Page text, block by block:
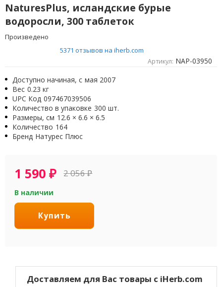
NaturesPlus, исландские бурые
водоросли, 300 таблеток
Произведено
5371 отзывов на iherb.com
Артикул: NAP-03950
Доступно начиная, с мая 2007
Вес 0.23 кг
UPC Код 097467039506
Количество в упаковке 300 шт.
Размеры, см 12.6 × 6.6 × 6.5
Количество 164
Бренд Натурес Плюс
1 590₽ 2 056₽
В наличии
Купить
Доставляем для Вас товары с iHerb.com